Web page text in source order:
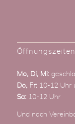
Mo, Di, Mi:
Do, Fr:10-12 Uhr
Sa:10-12 Uhr
Und nach